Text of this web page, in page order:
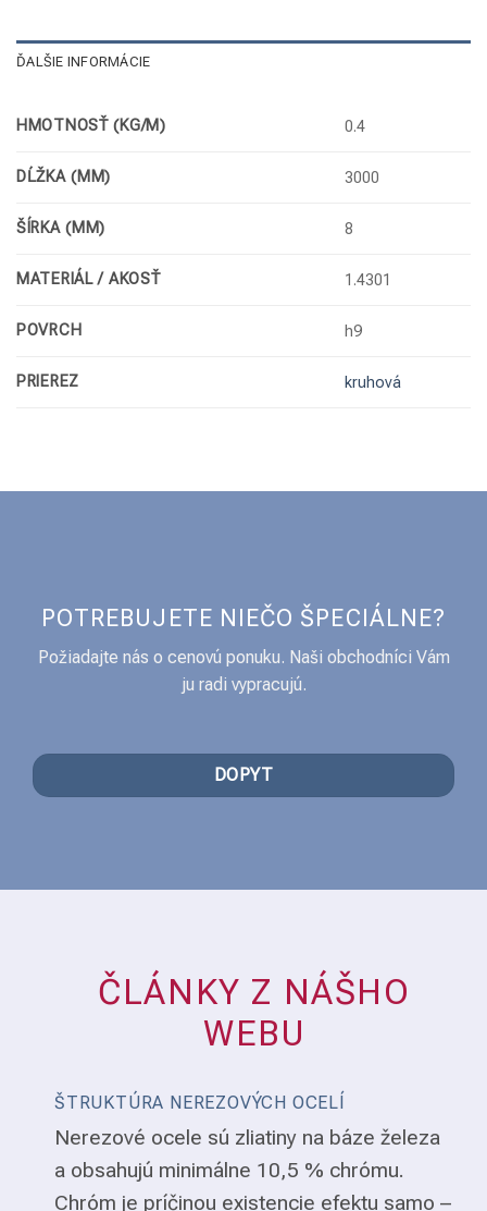
ĎALŠIE INFORMÁCIE
HMOTNOSŤ (KG/M) 0.4
DĹŽKA (MM) 3000
ŠÍRKA (MM) 8
MATERIÁL / AKOSŤ 1.4301
POVRCH h9
PRIEREZ kruhová
POTREBUJETE NIEČO ŠPECIÁLNE?
Požiadajte nás o cenovú ponuku. Naši obchodníci Vám
ju radi vypracujú.
DOPYT
ČLÁNKY Z NÁŠHO
WEBU
ŠTRUKTÚRA NEREZOVÝCH OCELÍ
Nerezové ocele sú zliatiny na báze železa
a obsahujú minimálne 10,5 % chrómu.
Chróm je príčinou existencie efektu samo –